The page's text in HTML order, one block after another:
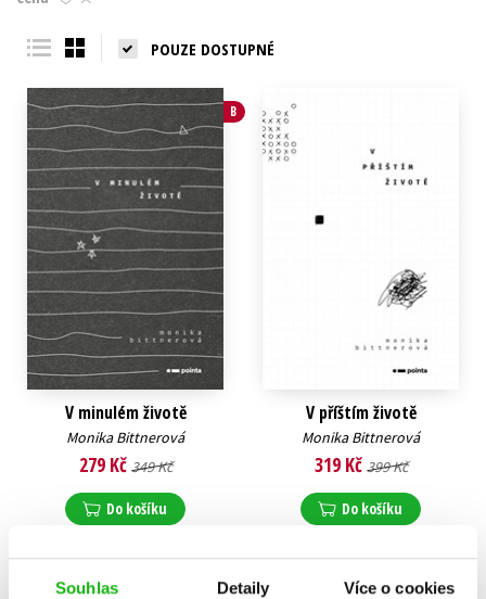
Souhlas Detaily Více o cookies
Young adult (SK)
POUZE DOSTUPNÉ
B
V minulém životě
Monika Bittnerová
279 Kč 349 Kč
Do košíku
V příštím životě
Monika Bittnerová
319 Kč 399 Kč
Do košíku